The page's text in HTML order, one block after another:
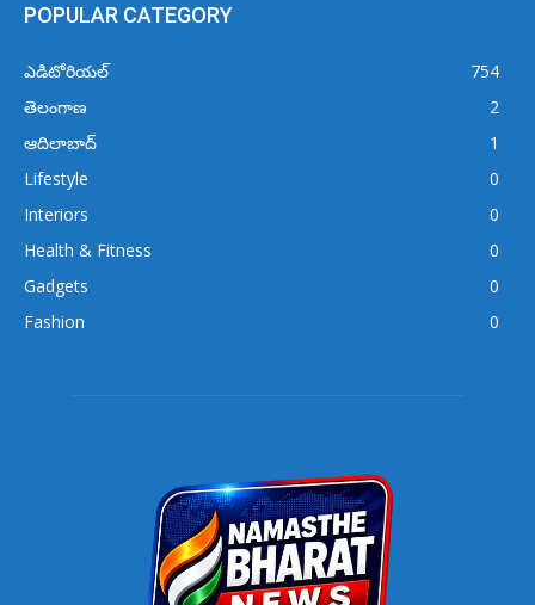
POPULAR CATEGORY
ఎడిటోరియల్
754
తెలంగాణ
2
ఆదిలాబాద్
1
Lifestyle
0
Interiors
0
Health & Fitness
0
Gadgets
0
Fashion
0